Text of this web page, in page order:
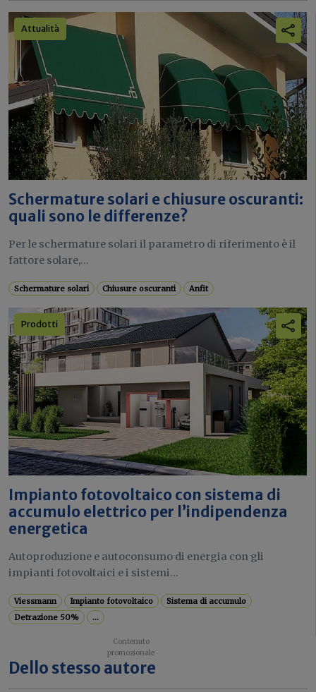
Attualità
Schermature solari e chiusure oscuranti:
quali sono le differenze?
Per le schermature solari il parametro di riferimento è il
fattore solare,...
Schermature solari Chiusure oscuranti Anfit
Prodotti
Impianto fotovoltaico con sistema di
accumulo elettrico per l’indipendenza
energetica
Autoproduzione e autoconsumo di energia con gli
impianti fotovoltaici e i sistemi...
Viessmann Impianto fotovoltaico
Sistema di accumulo
Detrazione 50%
...
Dello stesso autore